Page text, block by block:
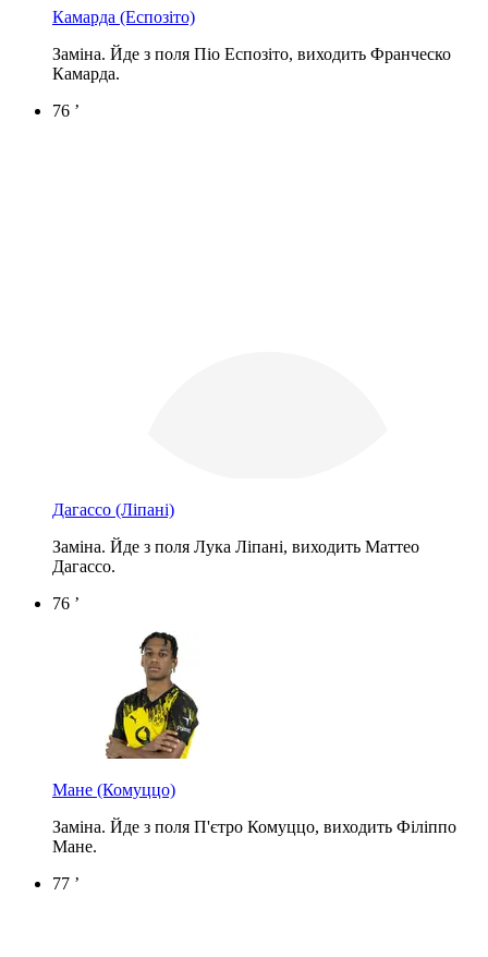
Камарда (Еспозіто)
Заміна. Йде з поля Піо Еспозіто, виходить Франческо
Камарда.
76 ’
Дагассо (Ліпані)
Заміна. Йде з поля Лука Ліпані, виходить Маттео
Дагассо.
76 ’
Мане (Комуццо)
Заміна. Йде з поля П'єтро Комуццо, виходить Філіппо
Мане.
77 ’